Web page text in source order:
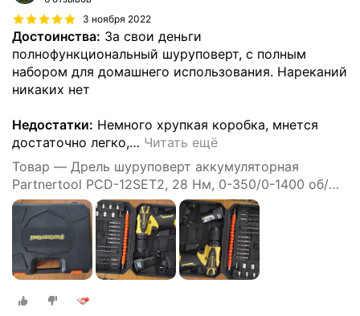
3 ноября 2022
Достоинства: За свои деньги
полнофункциональный шуруповерт, с полным
набором для домашнего использования. Нареканий
никаких нет
Недостатки: Немного хрупкая коробка, мнется
достаточно легко,… Читать ещё
Товар — Дрель шуруповерт аккумуляторная
Partnertool PCD-12SET2, 28 Нм, 0-350/0-1400 об/
мин, 24 предм, кейс